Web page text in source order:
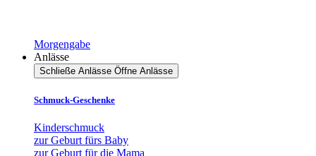
Morgengabe
Anlässe
Schließe Anlässe Öffne Anlässe
Schmuck-Geschenke
Kinderschmuck
zur Geburt fürs Baby
zur Geburt für die Mama